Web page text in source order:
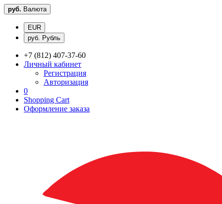
руб. Валюта
EUR
руб. Рубль
+7 (812) 407-37-60
Личный кабинет
Регистрация
Авторизация
0
Shopping Cart
Оформление заказа